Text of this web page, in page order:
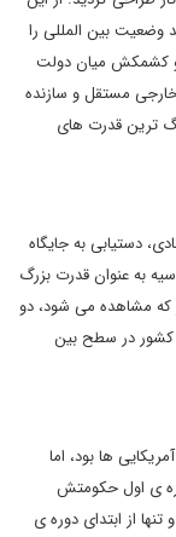
وضعیت بین المللی را
و کشمکش میان دولت
مستقل و سازنده
ترین قدرت های
دستیابی به جایگاه
به عنوان قدرت بزرگ
خود قرار داد.5همان طور که مشاهده می شود، دو
کشور در سطح بین
ها بود، اما
ی اول حکومتش
از ابتدای دوره ی